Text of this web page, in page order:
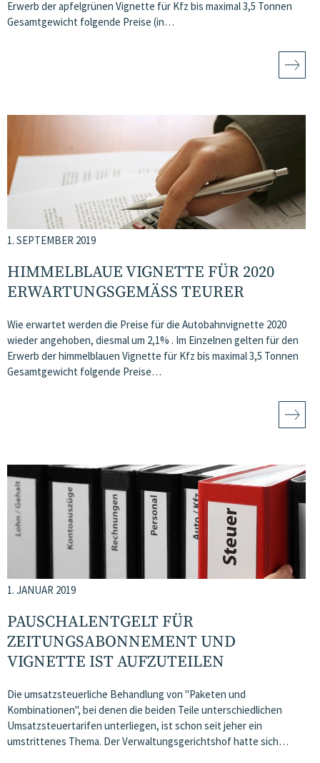
Erwerb der apfelgrünen Vignette für Kfz bis maximal 3,5 Tonnen
Gesamtgewicht folgende Preise (in…
1. SEPTEMBER 2019
HIMMELBLAUE VIGNETTE FÜR 2020
ERWARTUNGSGEMÄSS TEURER
Wie erwartet werden die Preise für die Autobahnvignette 2020
wieder angehoben, diesmal um 2,1% . Im Einzelnen gelten für den
Erwerb der himmelblauen Vignette für Kfz bis maximal 3,5 Tonnen
Gesamtgewicht folgende Preise…
1. JANUAR 2019
PAUSCHALENTGELT FÜR
ZEITUNGSABONNEMENT UND
VIGNETTE IST AUFZUTEILEN
Die umsatzsteuerliche Behandlung von "Paketen und
Kombinationen", bei denen die beiden Teile unterschiedlichen
Umsatzsteuertarifen unterliegen, ist schon seit jeher ein
umstrittenes Thema. Der Verwaltungsgerichtshof hatte sich…